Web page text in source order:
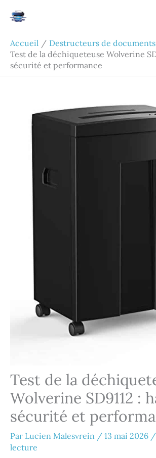
Accueil
Destructeurs de documents
Test de la déchiqueteuse Wolverine
sécurité et performance
Test de la
Wolverine SD9112 :
sécurité et
Par Lucien Malesvrein / 13 mai 2026 /
lecture
Rechercher